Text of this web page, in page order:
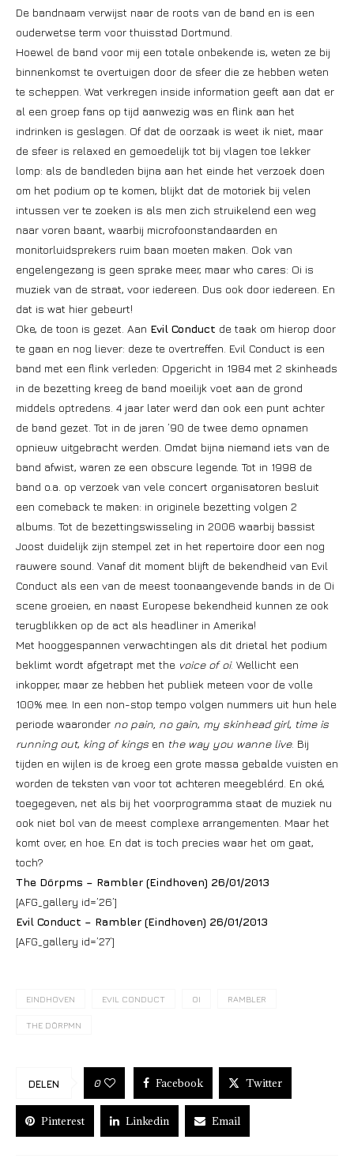
De bandnaam verwijst naar de roots van de band en is een
ouderwetse term voor thuisstad Dortmund.
Hoewel de band voor mij een totale onbekende is, weten ze bij
binnenkomst te overtuigen door de sfeer die ze hebben weten
te scheppen. Wat verkregen inside information geeft aan dat er
al een groep fans op tijd aanwezig was en flink aan het
indrinken is geslagen. Of dat de oorzaak is weet ik niet, maar
de sfeer is relaxed en gemoedelijk tot bij vlagen toe lekker
lomp: als de bandleden bijna aan het einde het verzoek doen
om het podium op te komen, blijkt dat de motoriek bij velen
intussen ver te zoeken is als men zich struikelend een weg
naar voren baant, waarbij microfoonstandaarden en
monitorluidsprekers ruim baan moeten maken. Ook van
engelengezang is geen sprake meer, maar who cares: Oi is
muziek van de straat, voor iedereen. Dus ook door iedereen. En
dat is wat hier gebeurt!
Oke, de toon is gezet. Aan Evil Conduct de taak om hierop door
te gaan en nog liever: deze te overtreffen. Evil Conduct is een
band met een flink verleden: Opgericht in 1984 met 2 skinheads
in de bezetting kreeg de band moeilijk voet aan de grond
middels optredens. 4 jaar later werd dan ook een punt achter
de band gezet. Tot in de jaren ’90 de twee demo opnamen
opnieuw uitgebracht werden. Omdat bijna niemand iets van de
band afwist, waren ze een obscure legende. Tot in 1998 de
band o.a. op verzoek van vele concert organisatoren besluit
een comeback te maken: in originele bezetting volgen 2
albums. Tot de bezettingswisseling in 2006 waarbij bassist
Joost duidelijk zijn stempel zet in het repertoire door een nog
rauwere sound. Vanaf dit moment blijft de bekendheid van Evil
Conduct als een van de meest toonaangevende bands in de Oi
scene groeien, en naast Europese bekendheid kunnen ze ook
terugblikken op de act als headliner in Amerika!
Met hooggespannen verwachtingen als dit drietal het podium
beklimt wordt afgetrapt met the voice of oi. Wellicht een
inkopper, maar ze hebben het publiek meteen voor de volle
100% mee. In een non-stop tempo volgen nummers uit hun hele
periode waaronder no pain, no gain, my skinhead girl, time is
running out, king of kings en the way you wanne live. Bij
tijden en wijlen is de kroeg een grote massa gebalde vuisten en
worden de teksten van voor tot achteren meegeblérd. En oké,
toegegeven, net als bij het voorprogramma staat de muziek nu
ook niet bol van de meest complexe arrangementen. Maar het
komt over, en hoe. En dat is toch precies waar het om gaat,
toch?
The Dörpms – Rambler (Eindhoven) 26/01/2013
[AFG_gallery id=’26’]
Evil Conduct – Rambler (Eindhoven) 26/01/2013
[AFG_gallery id=’27’]
EINDHOVEN EVIL CONDUCT OI RAMBLER
THE DÖRPMN
DELEN 0 Facebook Twitter
Pinterest Linkedin Email